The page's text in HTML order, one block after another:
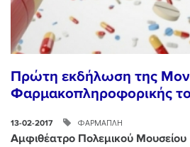
Πρώτη εκδήλωση της
Φαρμακοπληροφορικής
13-02-2017 ΦΑΡΜΑΠΛΗ
Αμφιθέατρο Πολεμικού Μουσείου